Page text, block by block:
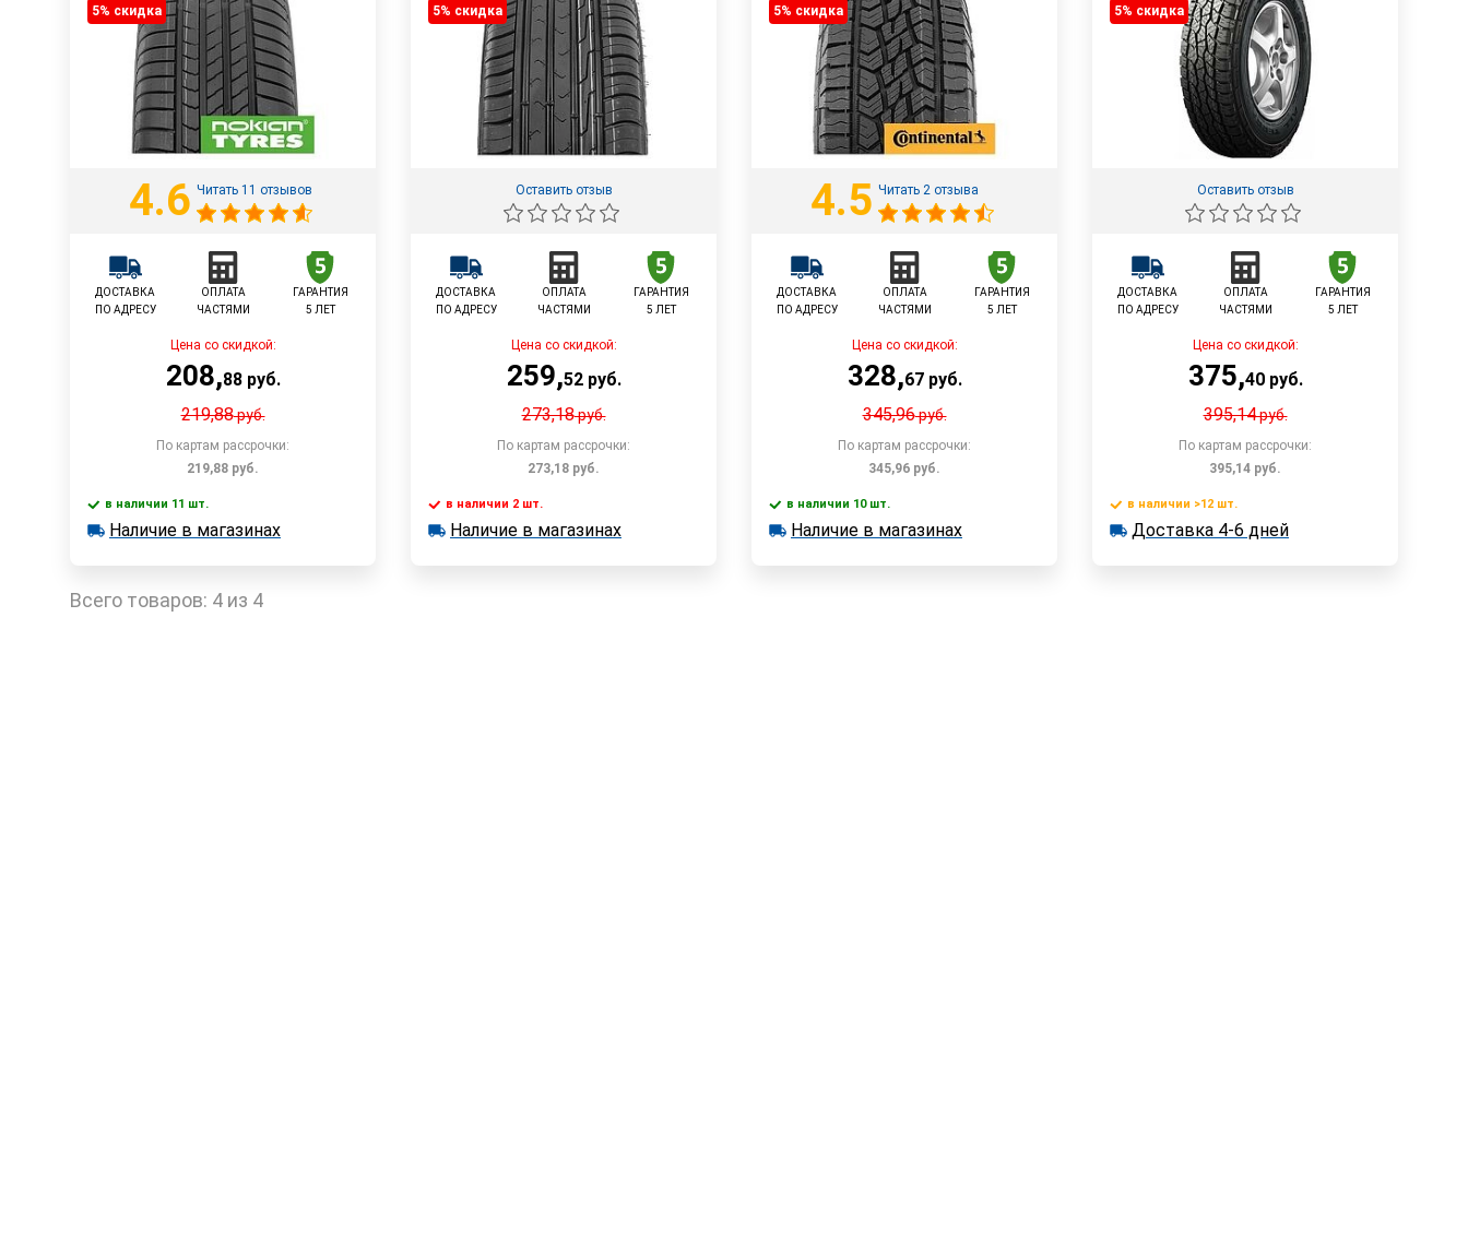
5% cкидка
4.6 Читать 11 отзывов
ДОСТАВКА
ПО АДРЕСУ
ОПЛАТА
ЧАСТЯМИ
ГАРАНТИЯ
5 ЛЕТ
Цена со скидкой:
208,88руб.
219,88руб.
По картам рассрочки:
219,88 руб.
В корзину
Быстрый заказ
в наличии 11 шт.
в наличии 11 шт.
Наличие в магазинах
5% cкидка
Оставить отзыв
ДОСТАВКА
ПО АДРЕСУ
ОПЛАТА
ЧАСТЯМИ
ГАРАНТИЯ
5 ЛЕТ
Цена со скидкой:
259,52руб.
273,18руб.
По картам рассрочки:
273,18 руб.
В корзину
в наличии 2 шт.
в наличии 2 шт.
Наличие в магазинах
5% cкидка
4.5 Читать 2 отзыва
ДОСТАВКА
ПО АДРЕСУ
ОПЛАТА
ЧАСТЯМИ
ГАРАНТИЯ
5 ЛЕТ
Цена со скидкой:
328,67руб.
345,96руб.
По картам рассрочки:
345,96 руб.
В корзину
в наличии 10 шт.
в наличии 10 шт.
Наличие в магазинах
5% cкидка
Оставить отзыв
ДОСТАВКА
ПО АДРЕСУ
ОПЛАТА
ЧАСТЯМИ
ГАРАНТИЯ
5 ЛЕТ
Цена со скидкой:
375,40руб.
395,14руб.
По картам рассрочки:
395,14 руб.
В корзину
в наличии >12 шт.
в наличии >12 шт.
Доставка 4-6 дней
Всего товаров: 4 из 4